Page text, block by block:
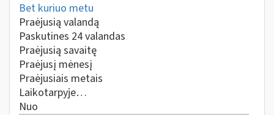
Bet kuriuo metu
Praėjusią valandą
Paskutines 24 valandas
Praėjusią savaitę
Praėjusį mėnesį
Praėjusiais metais
Laikotarpyje…
Nuo